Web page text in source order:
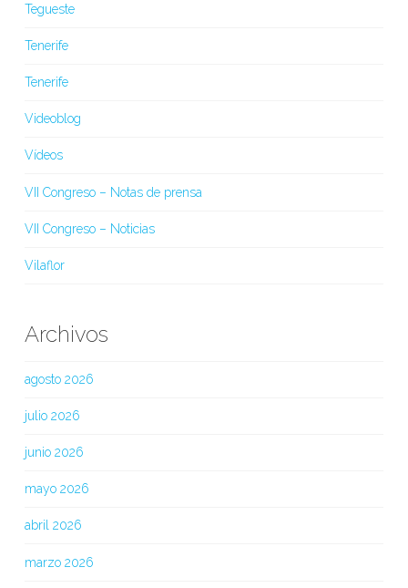
Tegueste
Tenerife
Tenerife
Videoblog
Vídeos
VII Congreso – Notas de prensa
VII Congreso – Noticias
Vilaflor
Archivos
agosto 2026
julio 2026
junio 2026
mayo 2026
abril 2026
marzo 2026